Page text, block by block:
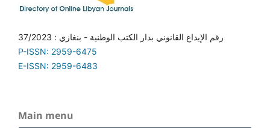
رقم الإيداع القانوني بدار الكتب الوطنية - بنغازي : 37/2023
P-ISSN: 2959-6475
E-ISSN: 2959-6483
Main menu